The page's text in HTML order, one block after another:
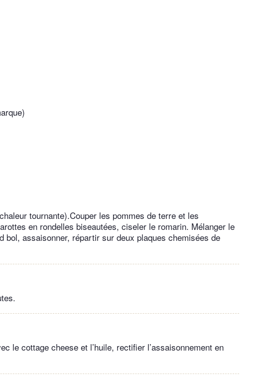
tournante).Couper les pommes de terre et les
en rondelles biseautées, ciseler le romarin. Mélanger le
bol, assaisonner, répartir sur deux plaques chemisées de
le cottage cheese et l’huile, rectifier l’assaisonnement en